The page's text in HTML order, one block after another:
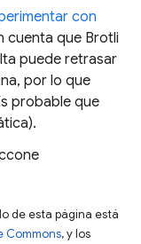
con
cuenta que Brotli
puede retrasar
por lo que
probable que
de esta página está
Commons, y los